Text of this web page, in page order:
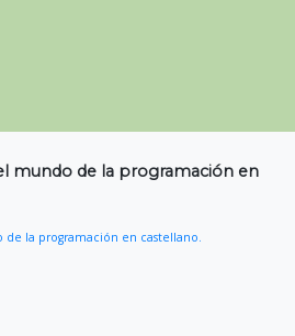
mundo de la programación en
la programación en castellano.